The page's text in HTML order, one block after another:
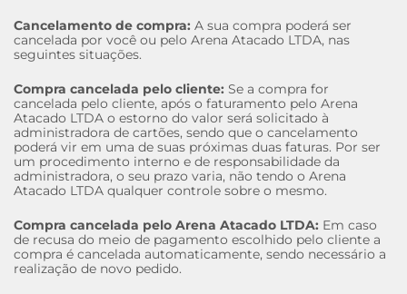
Cancelamento de compra: A sua compra poderá ser
cancelada por você ou pelo Arena Atacado LTDA, nas
seguintes situações.
Compra cancelada pelo cliente: Se a compra for
cancelada pelo cliente, após o faturamento pelo Arena
Atacado LTDA o estorno do valor será solicitado à
administradora de cartões, sendo que o cancelamento
poderá vir em uma de suas próximas duas faturas. Por ser
um procedimento interno e de responsabilidade da
administradora, o seu prazo varia, não tendo o Arena
Atacado LTDA qualquer controle sobre o mesmo.
Compra cancelada pelo Arena Atacado LTDA: Em caso
de recusa do meio de pagamento escolhido pelo cliente a
compra é cancelada automaticamente, sendo necessário a
realização de novo pedido.